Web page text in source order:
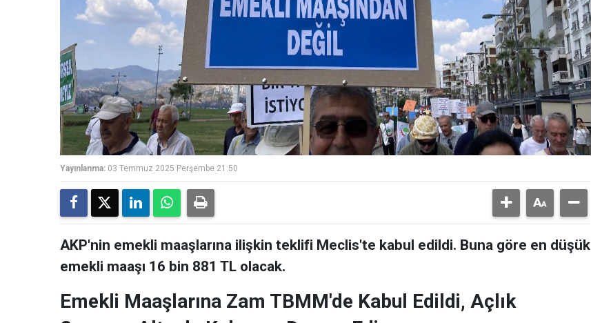
Yayınlanma: 03 Temmuz 2025 Perşembe 21:50
AKP'nin emekli maaşlarına ilişkin teklifi Meclis'te kabul edildi. Buna göre en düşük
emekli maaşı 16 bin 881 TL olacak.
Emekli Maaşlarına Zam TBMM'de Kabul Edildi, Açlık